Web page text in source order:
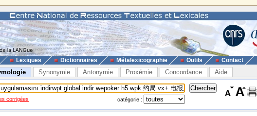
Lexiques Dictionnaires Métalexicographie Outils Contact
Synonymie Antonymie Proxémie Concordance Aide
corrigées catégorie :